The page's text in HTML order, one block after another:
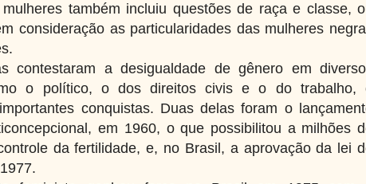
também incluiu questões de raça e classe,
consideração as particularidades das mulheres
contestaram a desigualdade de gênero em
o político, o dos direitos civis e o do trabalho,
conquistas. Duas delas foram o
em 1960, o que possibilitou a milhões
da fertilidade, e, no Brasil, a aprovação da lei